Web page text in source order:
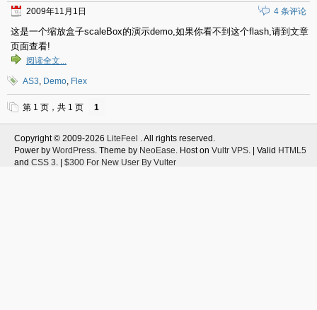
2009年11月1日 4 条评论
这是一个缩放盒子scaleBox的演示demo,如果你看不到这个flash,请到文章
页面查看!
阅读全文...
AS3, Demo, Flex
第 1 页，共 1 页 1
Copyright © 2009-2026 LiteFeel . All rights reserved.
Power by WordPress. Theme by NeoEase. Host on Vultr VPS. | Valid HTML5
and CSS 3. | $300 For New User By Vulter